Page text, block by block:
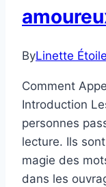
?
ByLinette Étoile
Comment
Introduction
personnes
lecture. Ils
magie des
dans les